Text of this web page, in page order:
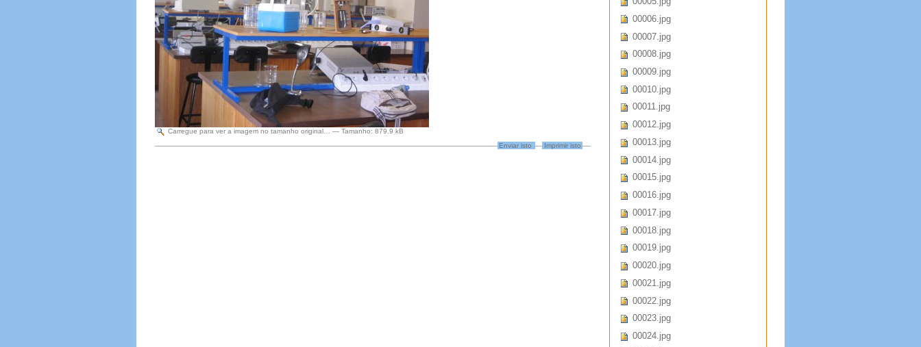
Carregue para ver a imagem no tamanho original… — Tamanho: 879.9 kB
Enviar isto Imprimir isto
00006.jpg
00007.jpg
00008.jpg
00009.jpg
00010.jpg
00011.jpg
00012.jpg
00013.jpg
00014.jpg
00015.jpg
00016.jpg
00017.jpg
00018.jpg
00019.jpg
00020.jpg
00021.jpg
00022.jpg
00023.jpg
00024.jpg